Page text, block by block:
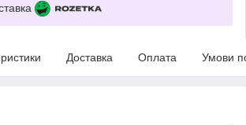
Доставка Оплата Умови